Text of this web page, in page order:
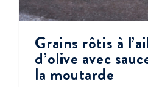
Grains rôtis à
d’olive avec
la moutarde